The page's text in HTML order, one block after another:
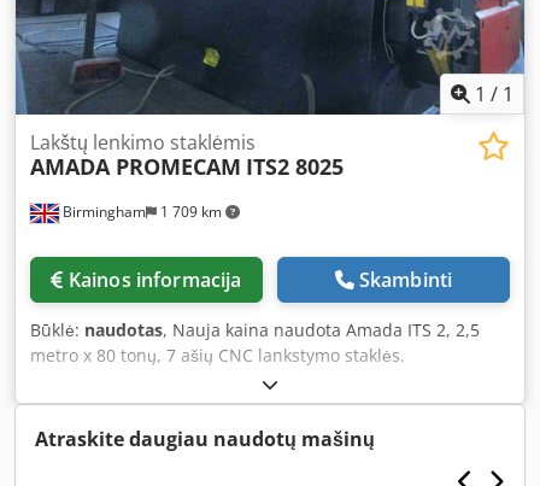
1 / 1
Birmingham 1 709 km
Lakštų lenkimo staklėmis
AMADA PROMECAM ITS2 8025
Kainos informacija Skambinti
Būklė: naudotas, Nauja kaina naudota Amada ITS 2, 2,5
metro x 80 tonų, 7 ašių CNC lankstymo staklės.
LANKSTYMO STAKLĖS HIDRAULINĖS GALIA: 80 tonų
LANKSTYMO ILGIS: 2500 mm VALDYMAS: OPERATEUR AŠIŲ
SKAIČIUS: 7 Dcsdpfx Apjfuaqme Hok PRIEKINĖS APSAUGOS
ERWIN SICK APSAUGOS SISTEMA SUMONTUOTA ANT
Atraskite daugiau naudotų mašinų